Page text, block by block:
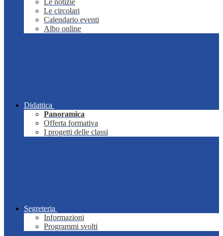
Le notizie
Le circolari
Calendario eventi
Albo online
Didattica
Panoramica
Offerta formativa
I progetti delle classi
Segreteria
Informazioni
Programmi svolti